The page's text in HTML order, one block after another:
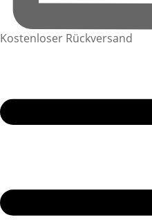
Kostenloser Rückversand